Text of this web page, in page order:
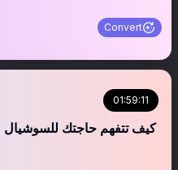
Convert
01:59:11